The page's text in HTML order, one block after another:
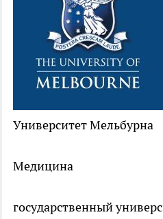
Университет Мельбурна
Медицина
государственный